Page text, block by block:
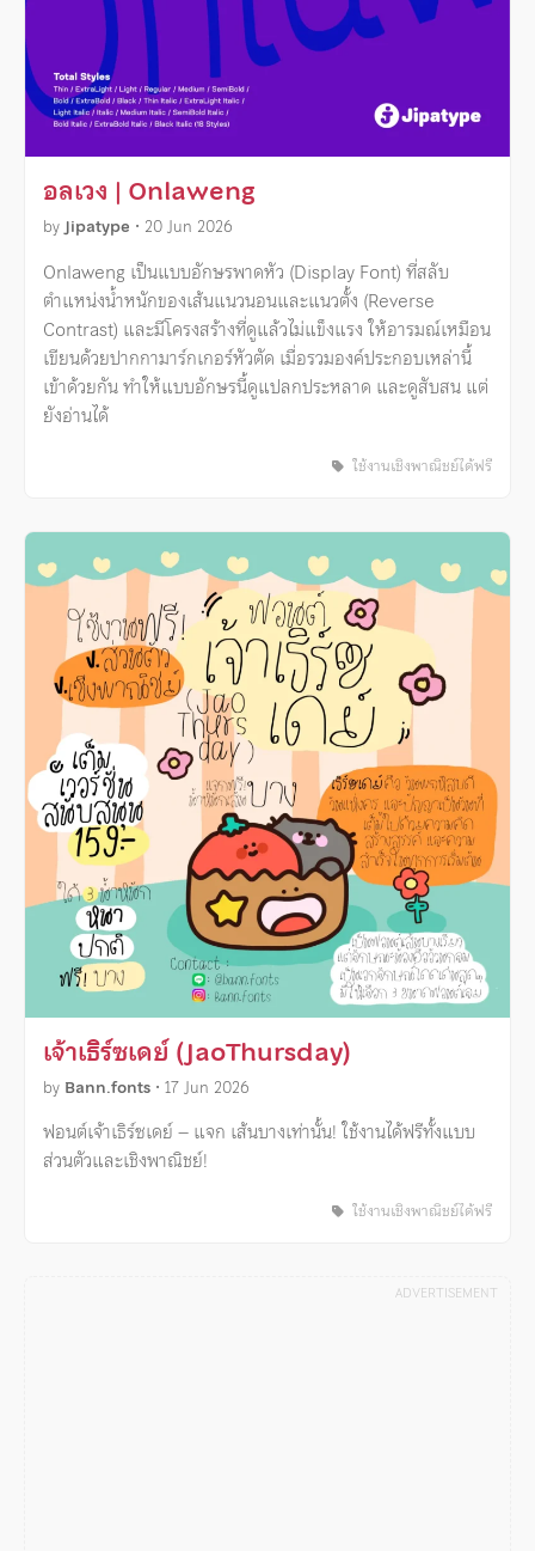
อลเวง | Onlaweng
byJipatype • 20 Jun 2026
Onlaweng เป็นแบบอักษรพาดหัว (Display Font) ที่สลับ
ตำแหน่งน้ำหนักของเส้นแนวนอนและแนวตั้ง (Reverse
Contrast) และมีโครงสร้างที่ดูแล้วไม่แข็งแรง ให้อารมณ์เหมือน
เขียนด้วยปากกามาร์กเกอร์หัวตัด เมื่อรวมองค์ประกอบเหล่านี้
เข้าด้วยกัน ทำให้แบบอักษรนี้ดูแปลกประหลาด และดูสับสน แต่
ยังอ่านได้
ใช้งานเชิงพาณิชย์ได้ฟรี
เจ้าเธิร์ซเดย์ (JaoThursday)
by Bann.fonts • 17 Jun 2026
ฟอนต์เจ้าเธิร์ซเดย์ – แจก เส้นบางเท่านั้น! ใช้งานได้ฟรีทั้งแบบ
ส่วนตัวและเชิงพาณิชย์!
ใช้งานเชิงพาณิชย์ได้ฟรี